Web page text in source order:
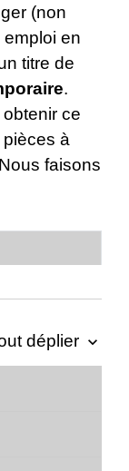
(non
en
titre de
.
ce
pièces à
faisons
déplier keyboard_arrow_down